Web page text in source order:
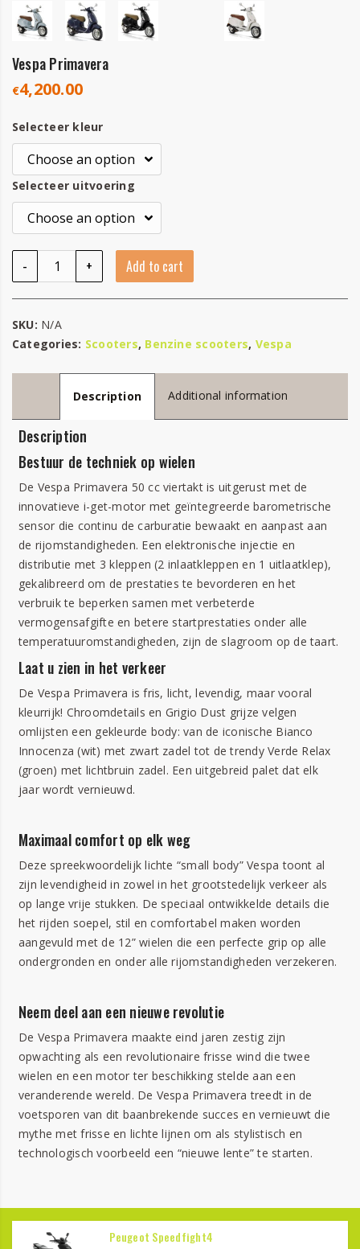
Vespa Primavera
€4,200.00
Selecteer kleur
Selecteer uitvoering
-
Vespa Primavera quantity
+ Add to cart
SKU: N/A
Categories: Scooters, Benzine scooters, Vespa
Description Additional information
Description
Bestuur de techniek op wielen
De Vespa Primavera 50 cc viertakt is uitgerust met de
innovatieve i-get-motor met geïntegreerde barometrische
sensor die continu de carburatie bewaakt en aanpast aan
de rijomstandigheden. Een elektronische injectie en
distributie met 3 kleppen (2 inlaatkleppen en 1 uitlaatklep),
gekalibreerd om de prestaties te bevorderen en het
verbruik te beperken samen met verbeterde
vermogensafgifte en betere startprestaties onder alle
temperatuuromstandigheden, zijn de slagroom op de taart.
Laat u zien in het verkeer
De Vespa Primavera is fris, licht, levendig, maar vooral
kleurrijk! Chroomdetails en Grigio Dust grijze velgen
omlijsten een gekleurde body: van de iconische Bianco
Innocenza (wit) met zwart zadel tot de trendy Verde Relax
(groen) met lichtbruin zadel. Een uitgebreid palet dat elk
jaar wordt vernieuwd.
Maximaal comfort op elk weg
Deze spreekwoordelijk lichte “small body” Vespa toont al
zijn levendigheid in zowel in het grootstedelijk verkeer als
op lange vrije stukken. De speciaal ontwikkelde details die
het rijden soepel, stil en comfortabel maken worden
aangevuld met de 12” wielen die een perfecte grip op alle
ondergronden en onder alle rijomstandigheden verzekeren.
Neem deel aan een nieuwe revolutie
De Vespa Primavera maakte eind jaren zestig zijn
opwachting als een revolutionaire frisse wind die twee
wielen en een motor ter beschikking stelde aan een
veranderende wereld. De Vespa Primavera treedt in de
voetsporen van dit baanbrekende succes en vernieuwt die
mythe met frisse en lichte lijnen om als stylistisch en
technologisch voorbeeld een “nieuwe lente” te starten.
Peugeot Speedfight4